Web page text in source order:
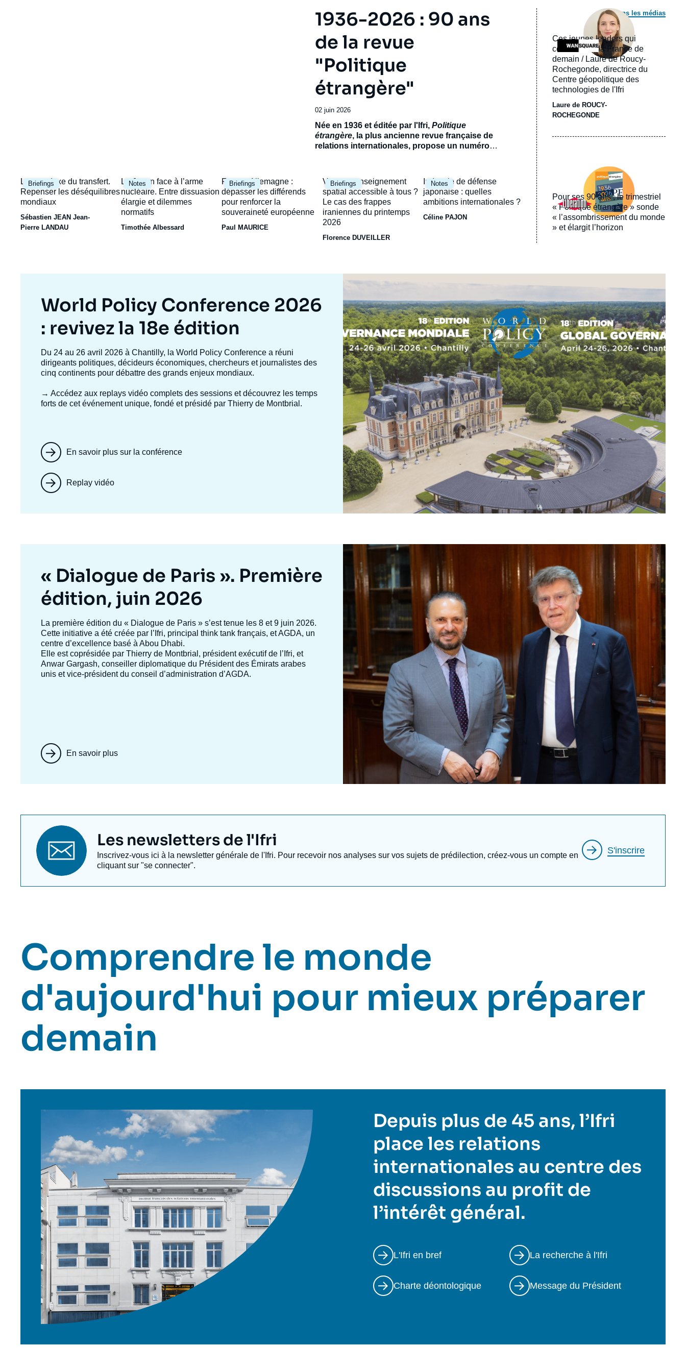
1936-2026 : 90 ans
de la revue
"Politique
étrangère"
Date
publication
02 juin 2026
Accroche
Née en 1936 et éditée par l'Ifri, Politique
étrangère, la plus ancienne revue française de
relations internationales, propose un numéro
contributeurs français et étrangers, ce numéro
ambitionne de dresser le panorama d’un monde
incertain et de ses avenirs possibles.
Briefings
Image
principale
Le paradoxe du transfert.
Repenser les déséquilibres
mondiaux
Sébastien JEAN Jean-
Pierre LANDAU
Notes
Image
principale
Le Japon face à l’arme
nucléaire. Entre dissuasion
élargie et dilemmes
normatifs
Timothée Albessard
Briefings
Image
principale
France-Allemagne :
dépasser les différends
pour renforcer la
souveraineté européenne
Paul MAURICE
Briefings
Image
principale
Vers un renseignement
spatial accessible à tous ?
Le cas des frappes
iraniennes du printemps
2026
Florence DUVEILLER
Notes
Image
principale
Industrie de défense
japonaise : quelles
ambitions internationales ?
Céline PAJON
Dans les médias
Logo
Image
principale
médiatique
Ces jeunes leaders qui
construisent la France de
demain / Laure de Roucy-
Rochegonde, directrice du
Centre géopolitique des
technologies de l'Ifri
Laure de ROUCY-
ROCHEGONDE
Logo
Image
principale
médiatique
Pour ses 90 ans , le trimestriel
« Politique étrangère » sonde
« l’assombrissement du monde
» et élargit l’horizon
Titre
mis
en
avant
World Policy Conference 2026
: revivez la 18e édition
Texte
accroche
Du 24 au 26 avril 2026 à Chantilly, la World Policy Conference a réuni
dirigeants politiques, décideurs économiques, chercheurs et journalistes des
cinq continents pour débattre des grands enjeux mondiaux.
→ Accédez aux replays vidéo complets des sessions et découvrez les temps
forts de cet événement unique, fondé et présidé par Thierry de Montbrial.
En savoir plus sur la conférence
Replay vidéo
mis
avant
Titre
mis
en
avant
« Dialogue de Paris ». Première
édition, juin 2026
Texte
accroche
La première édition du « Dialogue de Paris » s’est tenue les 8 et 9 juin 2026.
Cette initiative a été créée par l’Ifri, principal think tank français, et AGDA, un
centre d’excellence basé à Abou Dhabi.
Elle est coprésidée par Thierry de Montbrial , président exécutif de l’Ifri, et
Anwar Gargash, conseiller diplomatique du Président des Émirats arabes
unis et vice-président du conseil d’administration d’AGDA.
En savoir plus
Image
avant
Titre
newsletter
Les newsletters de l'Ifri
Texte
Newsletter
Inscrivez-vous ici à la newsletter générale de l'Ifri. Pour recevoir nos analyses sur vos sujets de prédilection, créez-vous un compte en
cliquant sur "se connecter".
S'inscrire
Comprendre le monde
d'aujourd'hui pour mieux préparer
demain
Depuis plus de 45 ans, l’Ifri
place les relations
internationales au centre des
discussions au profit de
l’intérêt général.
L'Ifri en bref La recherche à l'Ifri
Charte déontologique Message du Président